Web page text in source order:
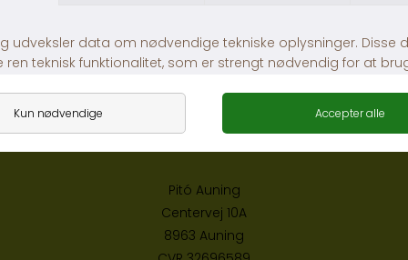
Pitó Auning
Centervej 10A
8963 Auning